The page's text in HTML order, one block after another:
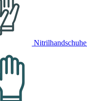
Nitrilhandschuhe